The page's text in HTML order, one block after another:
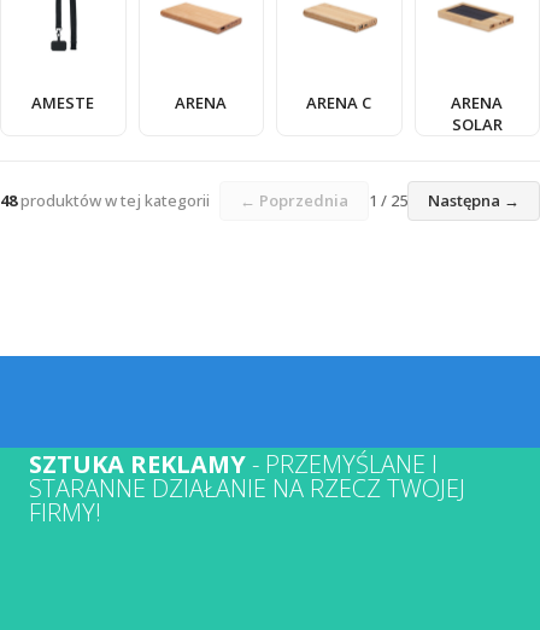
AMESTE ARENA ARENA C
ARENA
SOLAR
48produktów w tej kategorii ← Poprzednia 1 / 25 Następna →
SZTUKA REKLAMY- PRZEMYŚLANE I
STARANNE DZIAŁANIE NA RZECZ TWOJEJ
FIRMY!